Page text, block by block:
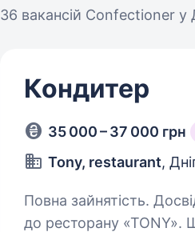
36 вакансій Confectioner у
Кондитер
35 000 – 37 000 грн
Tony, restaurant,
Повна зайнятість. Досвід роботи
до ресторану «TONY». Що